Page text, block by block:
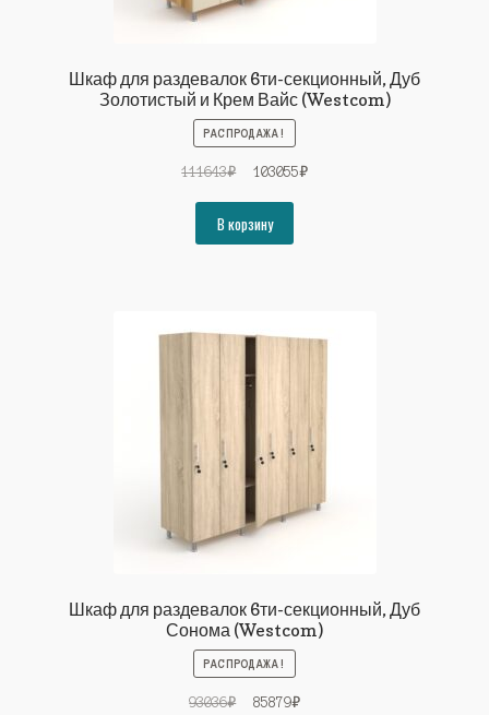
Шкаф для раздевалок 6ти-секционный, Дуб
Золотистый и Крем Вайс (Westcom)
РАСПРОДАЖА!
111643₽
Первоначальная
составляла
111643₽.
103055₽Текущая
В корзину
Шкаф для раздевалок 6ти-секционный, Дуб
Сонома (Westcom)
РАСПРОДАЖА!
93036₽
Первоначальная
85879₽Текущая